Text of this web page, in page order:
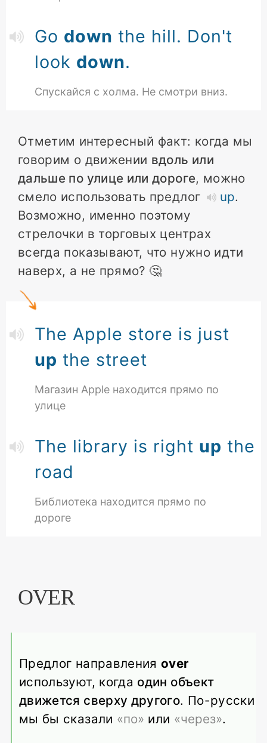
Go down the hill. Don't
look down.
Спускайся с холма. Не смотри вниз.
Отметим интересный факт: когда мы
говорим о движении вдоль или
дальше по улице или дороге, можно
смело использовать предлог
up.
Возможно, именно поэтому
стрелочки в торговых центрах
всегда показывают, что нужно идти
наверх, а не прямо? 🤔
The Apple store is just
up the street
Магазин Apple находится прямо по
улице
The library is right up the
road
Библиотека находится прямо по
дороге
OVER
Предлог направленияover
используют, когда один объект
движется сверху другого. По-русски
мы бы сказали «по» или «через».